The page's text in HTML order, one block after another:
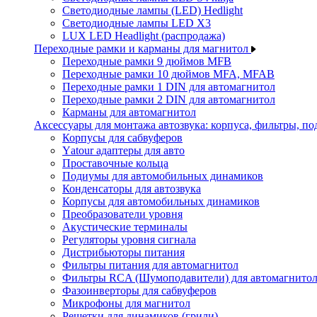
Светодиодные лампы (LED) Hedlight
Светодиодные лампы LED X3
LUX LED Headlight (распродажа)
Переходные рамки и карманы для магнитол
Переходные рамки 9 дюймов MFB
Переходные рамки 10 дюймов MFA, MFAB
Переходные рамки 1 DIN для автомагнитол
Переходные рамки 2 DIN для автомагнитол
Карманы для автомагнитол
Аксессуары для монтажа автозвука: корпуса, фильтры,
Корпусы для сабвуферов
Yаtour адаптеры для авто
Проставочные кольца
Подиумы для автомобильных динамиков
Конденсаторы для автозвука
Корпусы для автомобильных динамиков
Преобразователи уровня
Акустические терминалы
Регуляторы уровня сигнала
Дистрибьюторы питания
Фильтры питания для автомагнитол
Фильтры RCA (Шумоподавители) для автомагнитол
Фазоинверторы для сабвуферов
Микрофоны для магнитол